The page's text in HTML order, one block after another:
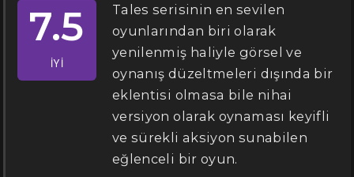
7.5
İYI
Tales serisinin en sevilen
oyunlarından biri olarak
yenilenmiş haliyle görsel ve
oynanış düzeltmeleri dışında bir
eklentisi olmasa bile nihai
versiyon olarak oynaması keyifli
ve sürekli aksiyon sunabilen
eğlenceli bir oyun.